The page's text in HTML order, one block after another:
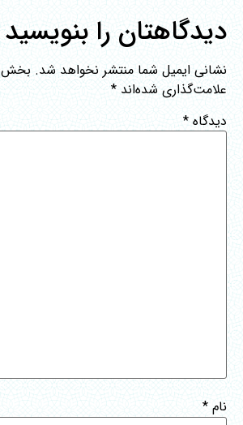
دیدگاهتان را بنویسید
نشانی ایمیل شما منتشر نخواهد شد.
علامت‌گذاری شده‌اند*
دیدگاه*
نام *